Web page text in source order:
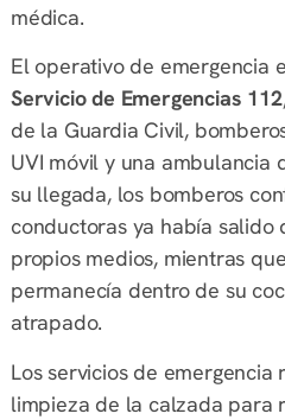
médica.
El operativo de emergencia
Servicio de Emergencias 112
de la Guardia Civil,
UVI móvil y una ambulancia
su llegada, los bomberos
conductoras ya había salido
propios medios, mientras
permanecía dentro de su
atrapado.
Los servicios de emergencia
limpieza de la calzada para